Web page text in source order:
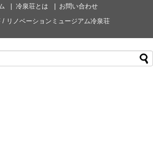
冷泉荘とは
お問い合わせ
/ リノベーションミュージアム冷泉荘